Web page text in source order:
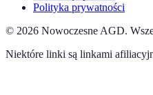
Polityka prywatności
© 2026 Nowoczesne AGD.
Niektóre linki są linkami